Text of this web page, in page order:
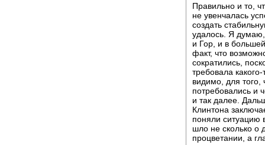
Правильно и то,
не увенчалась
создать
удалось. Я думаю,
и Гор, и в
факт, что
сократились,
требовала
видимо, для того,
потребовались и
и так далее.
Клинтона
поняли ситуацию
шло не сколько о
процветании, а